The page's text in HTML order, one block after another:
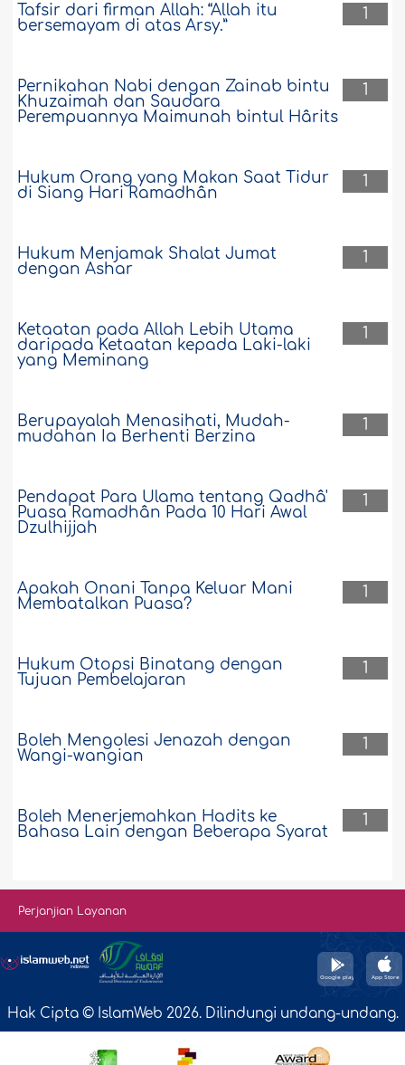
1
Tafsir dari firman Allah: “Allah itu
bersemayam di atas Arsy.”
1
Pernikahan Nabi dengan Zainab bintu
Khuzaimah dan Saudara
Perempuannya Maimunah bintul Hârits
1
Hukum Orang yang Makan Saat Tidur
di Siang Hari Ramadhân
1
Hukum Menjamak Shalat Jumat
dengan Ashar
1
Ketaatan pada Allah Lebih Utama
daripada Ketaatan kepada Laki-laki
yang Meminang
1
Berupayalah Menasihati, Mudah-
mudahan Ia Berhenti Berzina
1
Pendapat Para Ulama tentang Qadhâ'
Puasa Ramadhân Pada 10 Hari Awal
Dzulhijjah
1
Apakah Onani Tanpa Keluar Mani
Membatalkan Puasa?
1
Hukum Otopsi Binatang dengan
Tujuan Pembelajaran
1
Boleh Mengolesi Jenazah dengan
Wangi-wangian
1
Boleh Menerjemahkan Hadits ke
Bahasa Lain dengan Beberapa Syarat
Perjanjian Layanan
Hak Cipta © IslamWeb 2026. Dilindungi undang-undang.